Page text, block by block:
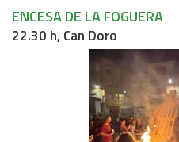
ENCESA DE LA FOGUERA
22.30 h, Can Doro